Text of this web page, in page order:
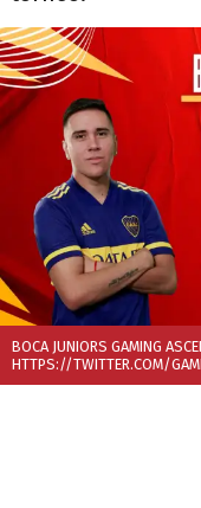
BOCA JUNIORS GAMING
HTTPS://TWITTER.COM/